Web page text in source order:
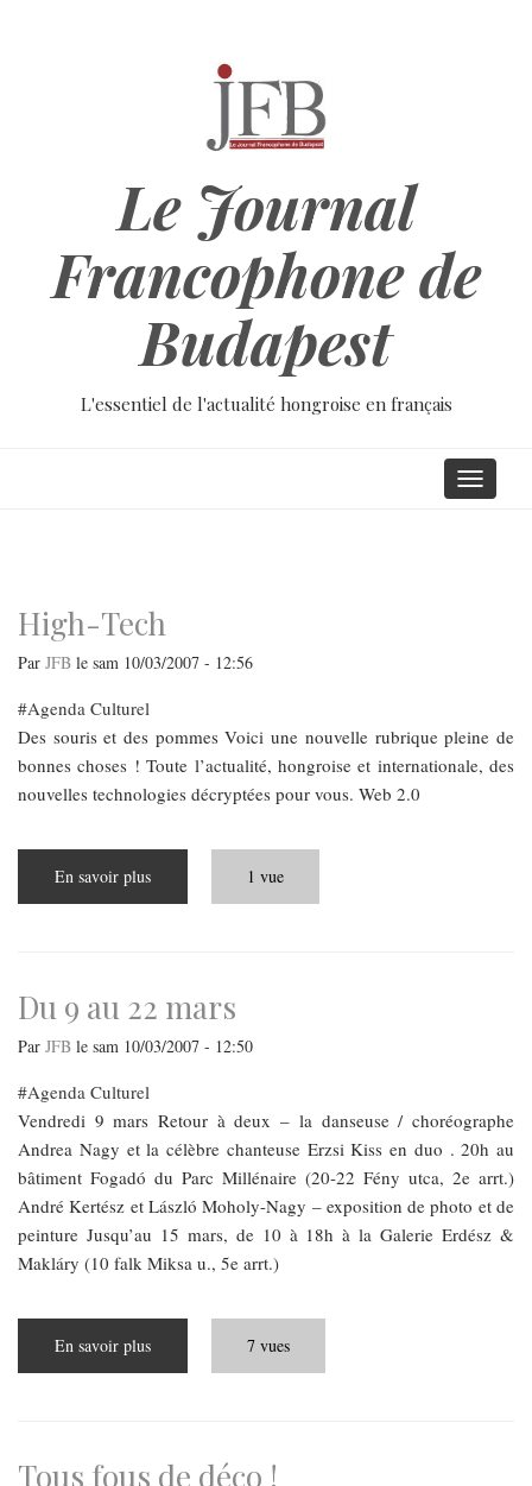
Le Journal
Francophone de
Budapest
L'essentiel de l'actualité hongroise en français
Toggle
High-Tech
Par JFB le sam 10/03/2007 - 12:56
Agenda Culturel
Des souris et des pommes Voici une nouvelle rubrique pleine de
bonnes choses ! Toute l’actualité, hongroise et internationale, des
nouvelles technologies décryptées pour vous. Web 2.0
En savoir plus
Tech
1 vue
Du 9 au 22 mars
Par JFB le sam 10/03/2007 - 12:50
Agenda Culturel
Vendredi 9 mars Retour à deux – la danseuse / choréographe
Andrea Nagy et la célèbre chanteuse Erzsi Kiss en duo . 20h au
bâtiment Fogadó du Parc Millénaire (20-22 Fény utca, 2e arrt.)
André Kertész et László Moholy-Nagy – exposition de photo et de
peinture Jusqu’au 15 mars, de 10 à 18h à la Galerie Erdész &
Makláry (10 falk Miksa u., 5e arrt.)
En savoir plus
9
7 vues
Tous fous de déco !